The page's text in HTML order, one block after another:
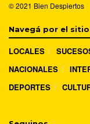
© 2021 Bien Despiertos
Navegá por el sitio
LOCALES
NACIONALES
DEPORTES